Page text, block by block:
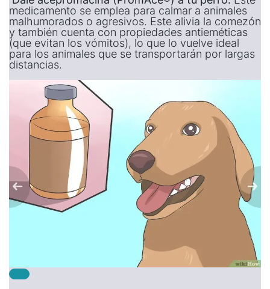
medicamento se emplea para calmar a animales
malhumorados o agresivos. Este alivia la comezón
y también cuenta con propiedades antieméticas
(que evitan los vómitos), lo que lo vuelve ideal
para los animales que se transportarán por largas
distancias.